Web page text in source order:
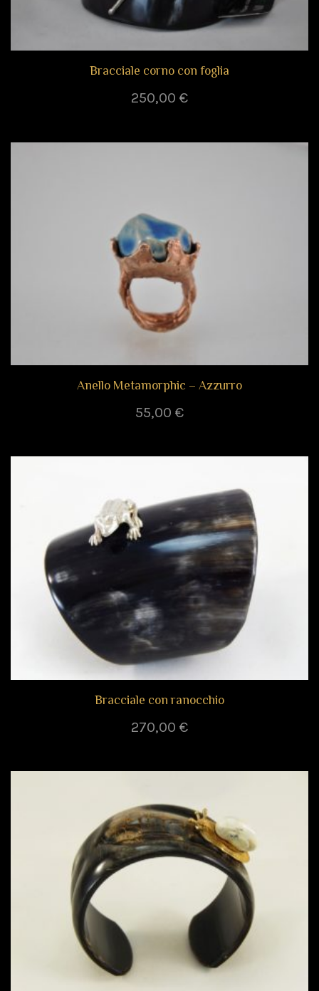
Bracciale corno con foglia
250,00 €
Anello Metamorphic – Azzurro
55,00 €
Bracciale con ranocchio
270,00 €